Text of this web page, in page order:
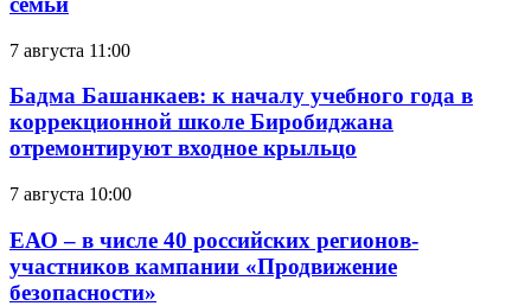
7 августа 11:00
Бадма Башанкаев: к началу учебного года в
коррекционной школе Биробиджана
отремонтируют входное крыльцо
7 августа 10:00
ЕАО – в числе 40 российских регионов-
участников кампании «Продвижение
безопасности»